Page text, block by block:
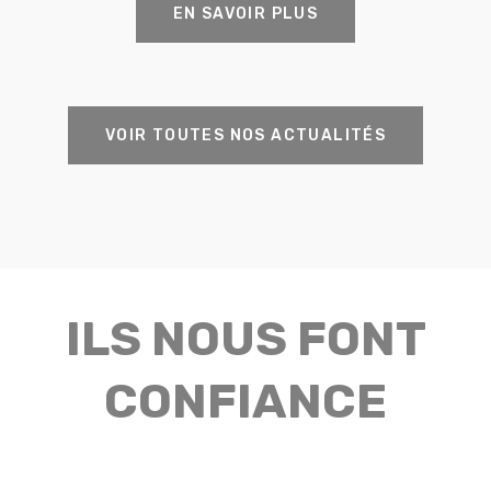
EN SAVOIR PLUS
VOIR TOUTES NOS ACTUALITÉS
ILS NOUS FONT
CONFIANCE